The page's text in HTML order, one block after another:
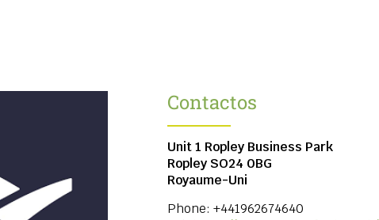
Contactos
Unit 1 Ropley Business Park
Ropley SO24 0BG
Royaume-Uni
Phone: +441962674640